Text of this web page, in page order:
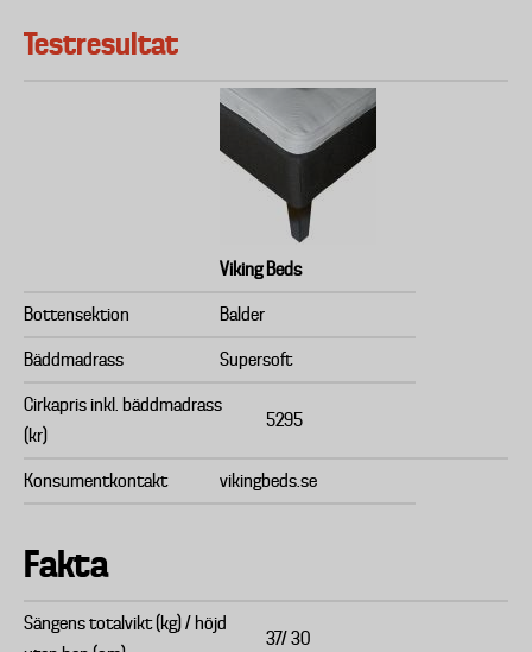
Testresultat
Viking Beds
Bottensektion Balder
Bäddmadrass Supersoft
Cirkapris inkl. bäddmadrass
(kr)
5295
Konsumentkontakt vikingbeds.se
Fakta
Sängens totalvikt (kg) / höjd
37/ 30